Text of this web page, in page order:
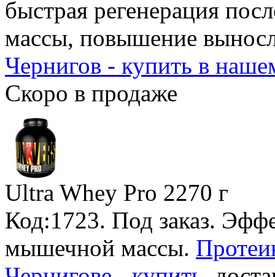
быстрая регенерация
массы, повышение
Чернигов - купить в
Скоро в продаже
Ultra Whey Pro 2270 г
Код:1723. Под заказ.
мышечной массы.